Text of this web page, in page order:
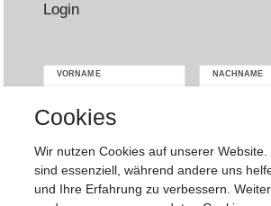
Login
VORNAME NACHNAME
E-MAIL **
Newsletter
Hiermit bestätige ich, dass ich
schutz­erklärunggelesen habe.
Cookies
Wir nutzen Cookies auf unserer
sind essenziell, während andere uns
und Ihre Erfahrung zu verbessern.